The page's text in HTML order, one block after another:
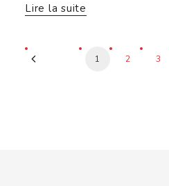
Lire la suite
1 2 3